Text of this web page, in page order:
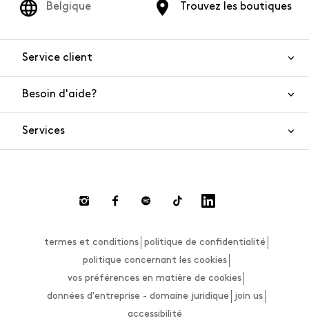
Trouvez les boutiques
Belgique
Service client
Besoin d'aide?
Paiement
Guide des tailles
Services
Smart Shopping
termes et conditions
politique de confidentialité
politique concernant les cookies
vos préférences en matière de cookies
données d'entreprise - domaine juridique
join us
accessibilité